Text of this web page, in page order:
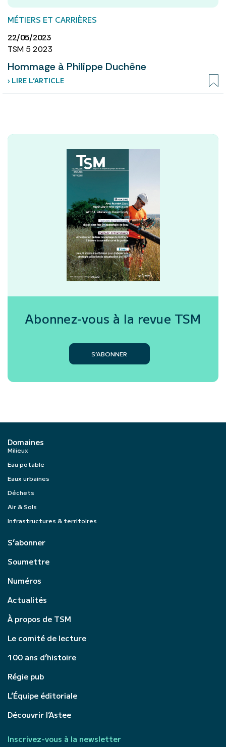
MÉTIERS ET CARRIÈRES
22/05/2023
TSM 5 2023
Hommage à Philippe Duchêne
› LIRE L’ARTICLE
Abonnez-vous à la revue TSM
S’ABONNER
Domaines
Milieux
Eau potable
Eaux urbaines
Déchets
Air & Sols
Infrastructures & territoires
S’abonner
Soumettre
Numéros
Actualités
À propos de TSM
Le comité de lecture
100 ans d’histoire
Régie pub
L’Équipe éditoriale
Découvrir l’Astee
Inscrivez-vous à la newsletter